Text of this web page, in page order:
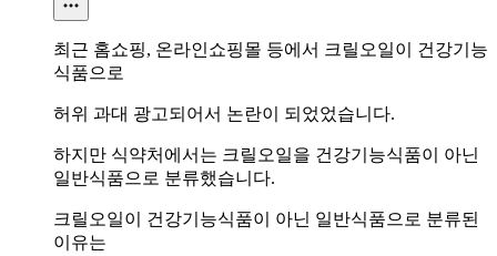
최근 홈쇼핑, 온라인쇼핑몰 등에서 크릴오일이 건강기능
식품으로
허위 과대 광고되어서 논란이 되었었습니다.
하지만 식약처에서는 크릴오일을 건강기능식품이 아닌
일반식품으로 분류했습니다.
크릴오일이 건강기능식품이 아닌 일반식품으로 분류된
이유는